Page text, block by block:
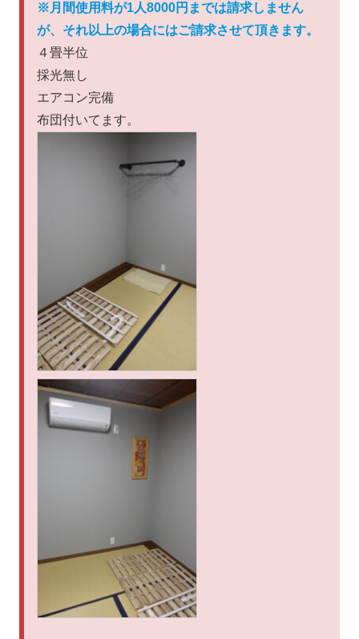
※月間使用料が1人8000円までは請求しません
が、それ以上の場合にはご請求させて頂きます。
４畳半位
採光無し
エアコン完備
布団付いてます。